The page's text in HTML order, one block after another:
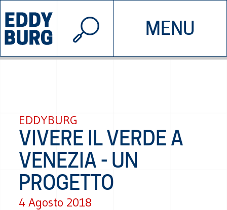
MENU
INIZIATIVE CHI SIAMO
© 2026 EDDYBURG
EDDYBURG
VIVERE IL VERDE A
VENEZIA - UN
PROGETTO
4 Agosto 2018